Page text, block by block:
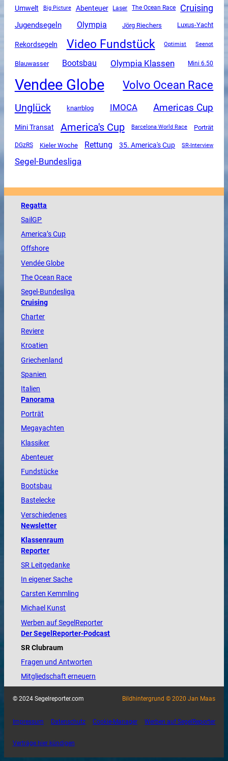
Umwelt Big Picture Abenteuer Laser The Ocean Race Cruising
Jugendsegeln Olympia Jörg Riechers Luxus-Yacht
Rekordsegeln Video Fundstück Optimist Seenot
Blauwasser Bootsbau Olympia Klassen Mini 6.50
Vendee Globe Volvo Ocean Race
Unglück knarrblog IMOCA Americas Cup
Mini Transat America's Cup Barcelona World Race Porträt
DGzRS Kieler Woche Rettung 35. America's Cup SR-Interview
Segel-Bundesliga
Regatta
SailGP
America’s Cup
Offshore
VendéeGlobe
TheOcean Race
Segel-Bundesliga
Cruising
Charter
Reviere
Kroatien
Griechenland
Spanien
Italien
Panorama
Porträt
Megayachten
Klassiker
Abenteuer
Fundstücke
Bootsbau
Bastelecke
Verschiedenes
Newsletter
Klassenraum
Reporter
SR Leitgedanke
In eigener Sache
Carsten Kemmling
Michael Kunst
Werben auf SegelReporter
Der SegelReporter-Podcast
SR Clubraum
Fragen und Antworten
Mitgliedschaft erneuern
© 2024 Segelreporter.com Bildhintergrund © 2020 Jan Maas
Impressum Datenschutz Cookie-Manager Werben auf SegelReporter
Verträge hier kündigen